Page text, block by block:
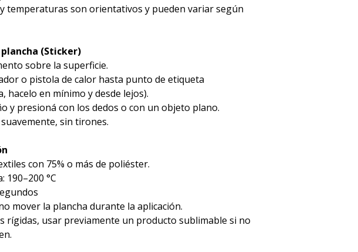
temperaturas son orientativos y pueden variar según
(Sticker)
sobre la superficie.
o pistola de calor hasta punto de etiqueta
hacelo en mínimo y desde lejos).
y presioná con los dedos o con un objeto plano.
sin tirones.
con 75% o más de poliéster.
190–200 °C
mover la plancha durante la aplicación.
rígidas, usar previamente un producto sublimable si no